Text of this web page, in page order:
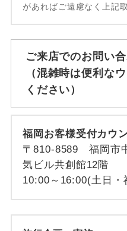
があればご遠慮なく上記
ご来店でのお問い
（混雑時は便利な
ください）
福岡お客様受付カウ
〒810-8589 福岡市
気ビル共創館12階
10:00～16:00(土日・